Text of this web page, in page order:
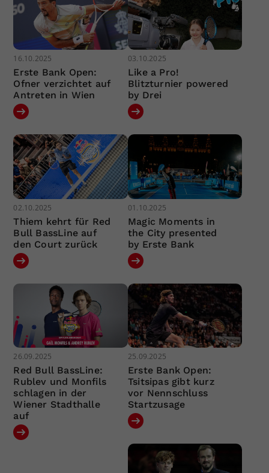
16.10.2025
Erste Bank Open:
Ofner verzichtet auf
Antreten in Wien
03.10.2025
Like a Pro!
Blitzturnier powered
by Drei
02.10.2025
Thiem kehrt für Red
Bull BassLine auf
den Court zurück
01.10.2025
Magic Moments in
the City presented
by Erste Bank
26.09.2025
Red Bull BassLine:
Rublev und Monfils
schlagen in der
Wiener Stadthalle
auf
25.09.2025
Erste Bank Open:
Tsitsipas gibt kurz
vor Nennschluss
Startzusage